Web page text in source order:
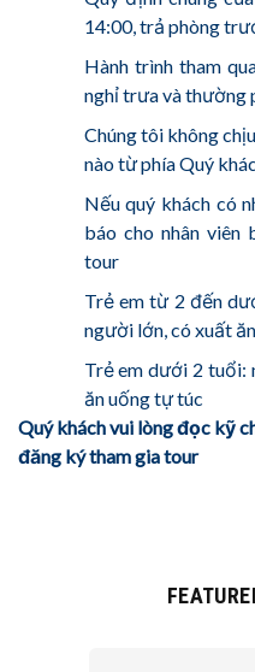
14:00, trả phòng
Hành trình tham
nghỉ trưa và thường
Chúng tôi không
nào từ phía Quý
Nếu quý khách có
báo cho nhân
tour
Trẻ em từ 2 đến
người lớn, có xuất
Trẻ em dưới 2 tuổi:
ăn uống tự túc
Quý khách vui lòng đọc kỹ
đăng ký tham gia tour